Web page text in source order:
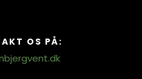
OS PÅ: